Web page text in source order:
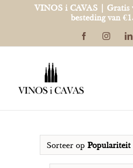
VINOS i CAVAS | Gratis
besteding van
Facebook
Sorteer op Populariteit